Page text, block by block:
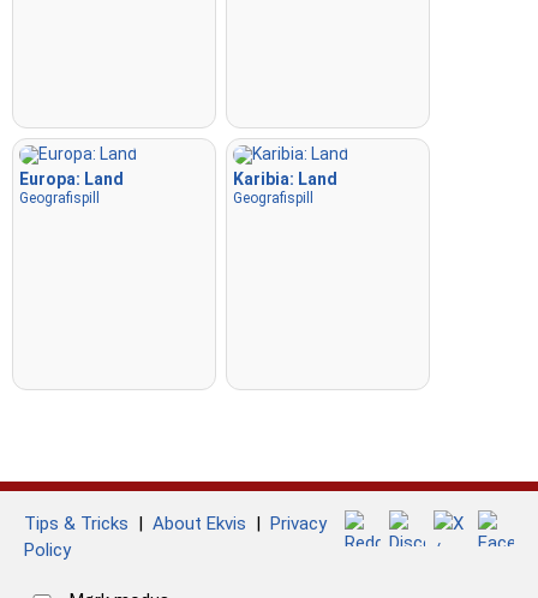
Europa: Land
Geografispill
Karibia: Land
Geografispill
Tips & Tricks About Ekvis
Privacy
Policy